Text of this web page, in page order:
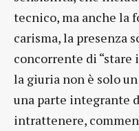
tecnico, ma anche la
carisma, la presenza
concorrente di “stare
la giuria non è solo
una parte integrante
intrattenere,